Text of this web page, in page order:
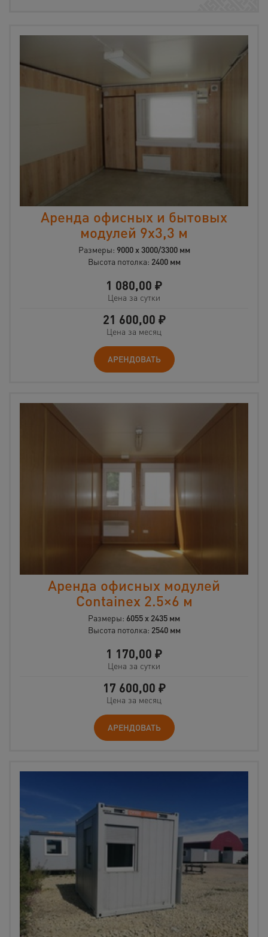
Аренда офисных и бытовых
модулей 9х3,3 м
Размеры: 9000 х 3000/3300 мм
Высота потолка: 2400 мм
1 080,00 ₽
Цена за сутки
21 600,00 ₽
Цена за месяц
АРЕНДОВАТЬ
Аренда офисных модулей
Containex 2.5×6 м
Размеры: 6055 х 2435 мм
Высота потолка: 2540 мм
1 170,00 ₽
Цена за сутки
17 600,00 ₽
Цена за месяц
АРЕНДОВАТЬ